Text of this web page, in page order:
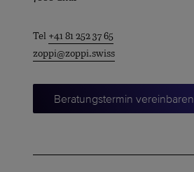
Tel +41 81 252 37 65
zoppi@zoppi.swiss
Beratungstermin vereinbaren